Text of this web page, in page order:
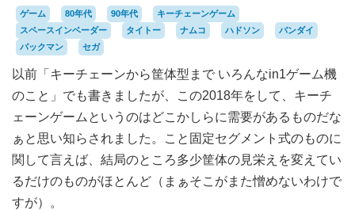
ゲーム 80年代 90年代
キーチェーンゲーム
スペースインベーダー
タイトー ナムコ ハドソン
バンダイ
パックマン
セガ
以前「キーチェーンから筐体型まで いろんなin1ゲーム機
のこと」でも書きましたが、この2018年をして、キーチ
ェーンゲームというのはどこかしらに需要があるものだな
ぁと思い知らされました。こと固定セグメント式のものに
関して言えば、結局のところ多少筐体の見栄えを変えてい
るだけのものがほとんど（まぁそこがまた憎めないわけで
すが）。